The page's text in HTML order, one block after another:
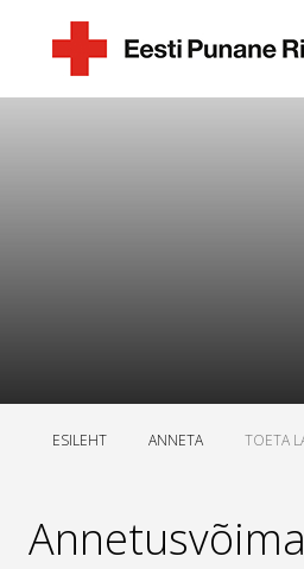
ESILEHT ANNETA TOETA